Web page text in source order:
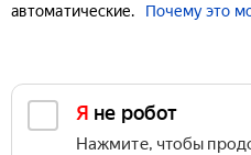
автоматические.
Почему это
Я не робот
Нажмите, чтобы